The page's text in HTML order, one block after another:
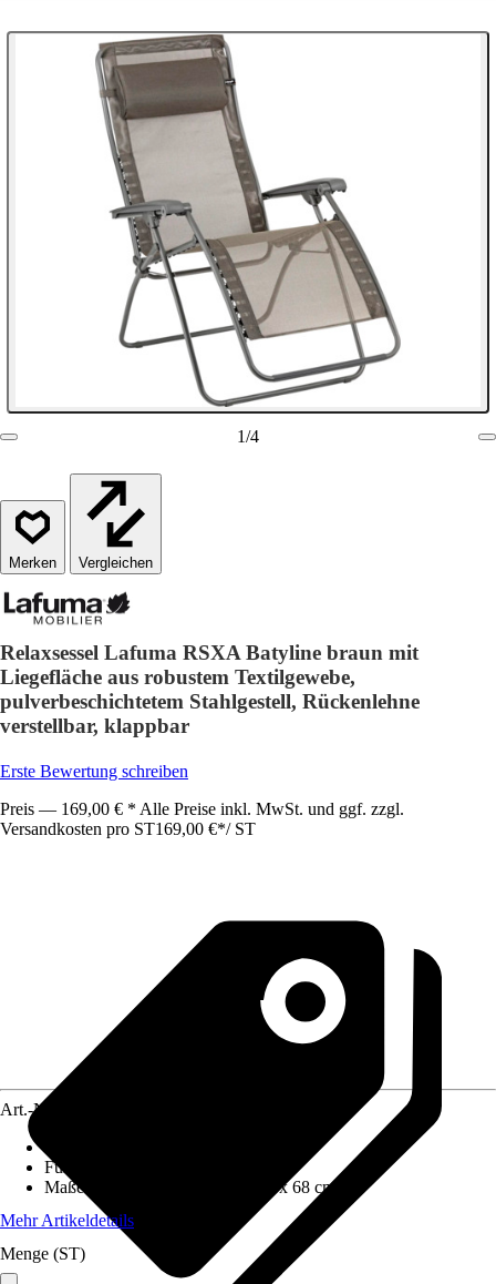
1/4
Vergleichen
Relaxsessel Lafuma RSXA Batyline braun mit
Liegefläche aus robustem Textilgewebe,
pulverbeschichtetem Stahlgestell, Rückenlehne
verstellbar, klappbar
Erste Bewertung schreiben
Preis — 169,00 € * Alle Preise inkl. MwSt. und ggf. zzgl.
Versandkosten pro ST169,00 €*/ ST
Art.-Nr.
Funktionen
Maße (BxHxT)
67 cm x 115 cm x 68 cm
Mehr Artikeldetails
Menge (ST)